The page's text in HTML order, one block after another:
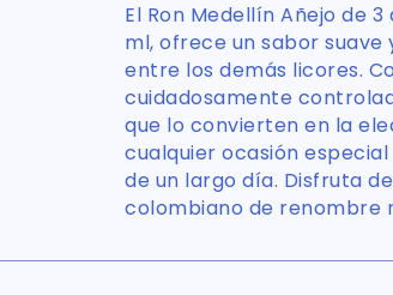
El Ron Medellín Añejo de
ml, ofrece un sabor
entre los demás licores.
cuidadosamente
que lo convierten en la
cualquier ocasión
de un largo día. Disfruta
colombiano de renombre